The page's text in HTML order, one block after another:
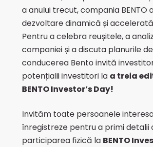
a anului trecut, compania BENTO
dezvoltare dinamică și
Pentru a celebra reușitele, a
companiei și a discuta planurile
conducerea Bento invită
potențialii investitori la a treia
BENTO Investor’s Day!
Invităm toate persoanele
înregistreze pentru a primi detalii
participarea fizică la BENTO